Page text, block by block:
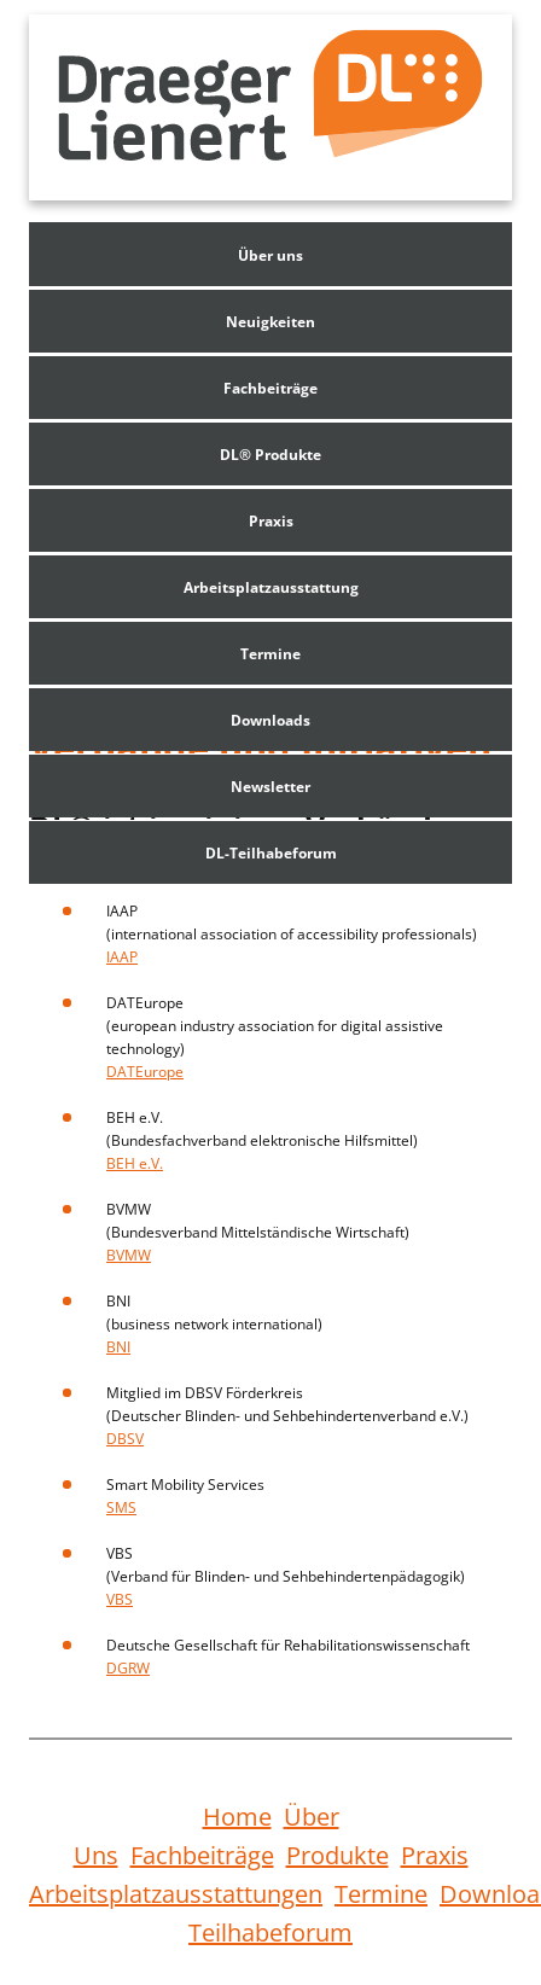
Über uns
Neuigkeiten
Fachbeiträge
DL® Produkte
Praxis
Arbeitsplatzausstattung
Termine
Downloads
Newsletter
DL-Teilhabeforum
Verbände und Initiativen
DL® ist in einigen Verbänden
IAAP
(international association of accessibility professionals)
IAAP
DATEurope
(european industry association for digital assistive
technology)
DATEurope
BEH e.V.
(Bundesfachverband elektronische Hilfsmittel)
BEH e.V.
BVMW
(Bundesverband Mittelständische Wirtschaft)
BVMW
BNI
(business network international)
BNI
Mitglied im DBSV Förderkreis
(Deutscher Blinden- und Sehbehindertenverband e.V.)
DBSV
Smart Mobility Services
SMS
VBS
(Verband für Blinden- und Sehbehindertenpädagogik)
VBS
Deutsche Gesellschaft für Rehabilitationswissenschaft
DGRW
Home Über
Uns Fachbeiträge Produkte Praxis
Arbeitsplatzausstattungen Termine
Teilhabeforum